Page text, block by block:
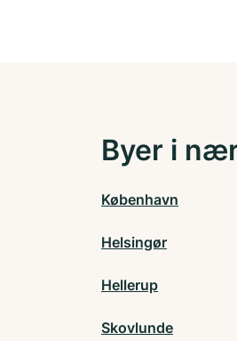
Byer i
København
Helsingør
Hellerup
Skovlunde